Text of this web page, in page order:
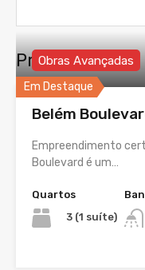
Propriedades
Em Destaque
Obras Avançadas
Belém
Empreendimento
Boulevard é um…
Quartos
3 (1 suíte)